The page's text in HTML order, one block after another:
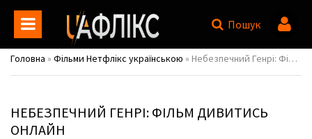
Пошук
Головна » Фільми Нетфлікс українською » Небезпечний Генрі: Фільм / Henry Danger: The Movie
НЕБЕЗПЕЧНИЙ ГЕНРІ: ФІЛЬМ ДИВИТИСЬ
ОНЛАЙН